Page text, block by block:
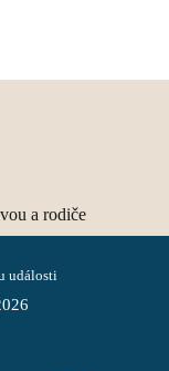
a rodiče
události